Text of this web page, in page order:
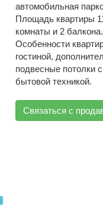
автомобильная
Площадь квартиры
комнаты и 2 балкона.
Особенности
гостиной,
подвесные потолки
бытовой техникой.
Связаться с